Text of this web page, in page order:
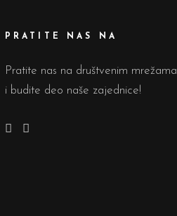
PRATITE NAS NA
Pratite nas na društvenim mrežama
i budite deo naše zajednice!